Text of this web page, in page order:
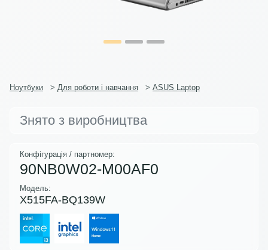
Ноутбуки > Для роботи і навчання > ASUS Laptop
Знято з виробництва
Конфігурація / партномер:
90NB0W02-M00AF0
Модель:
X515FA-BQ139W